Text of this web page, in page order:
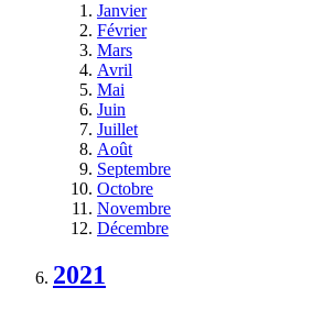
Janvier
Février
Mars
Avril
Mai
Juin
Juillet
Août
Septembre
Octobre
Novembre
Décembre
2021